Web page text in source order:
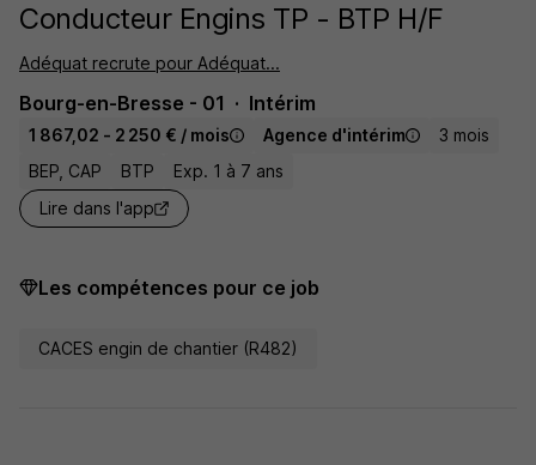
Conducteur Engins TP - BTP H/F
Adéquat recrute pour Adéquat...
Bourg-en-Bresse - 01 Intérim
1 867,02 - 2 250 € / mois Agence d'intérim
3 mois
BEP, CAP
BTP
Exp. 1 à 7 ans
Lire dans l'app
Les compétences pour ce job
CACES engin de chantier (R482)